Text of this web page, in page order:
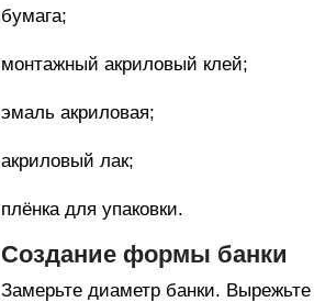
бумага;
монтажный акриловый клей;
эмаль акриловая;
акриловый лак;
плёнка для упаковки.
Создание формы банки
Замерьте диаметр банки.